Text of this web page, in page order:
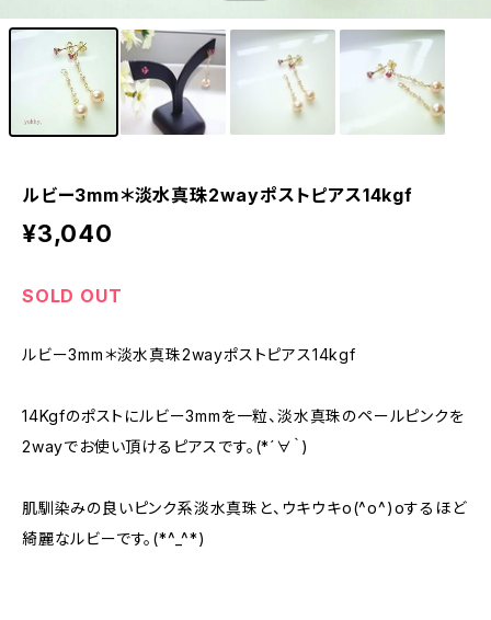
ルビー3mm＊淡水真珠2wayポストピアス14kgf
¥3,040
SOLD OUT
ルビー3mm＊淡水真珠2wayポストピアス14kgf
14Kgfのポストにルビー3mmを一粒、淡水真珠のペールピンクを
2wayでお使い頂けるピアスです。(*´∀｀)
肌馴染みの良いピンク系淡水真珠と、ウキウキo(^o^)oするほど
綺麗なルビーです。(*^_^*)